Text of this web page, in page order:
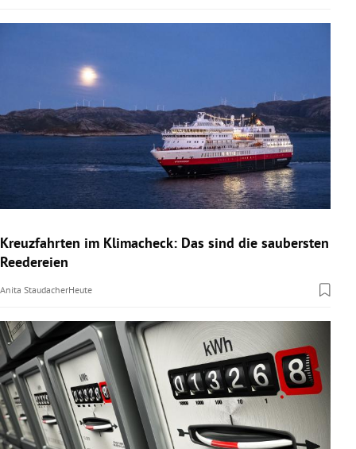
Untermenü
Kreuzfahrten im Klimacheck: Das sind die saubersten
Reedereien
Anita StaudacherHeute